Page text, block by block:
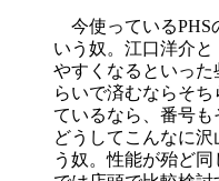
今使っているPHS
いう奴。江口洋介
やすくなるといっ
らいで済むならそ
ているなら、番号
どうしてこんなに
う奴。性能が殆ど